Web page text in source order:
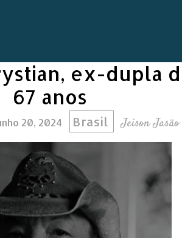
ex-dupla
67 anos
20, 2024 Brasil Jeison Jasão